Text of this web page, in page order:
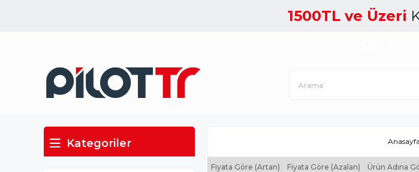
1500TL ve Üzeri
Kategoriler Anasayfa
Fiyata Göre (Artan) Fiyata Göre (Azalan) Ürün Adına